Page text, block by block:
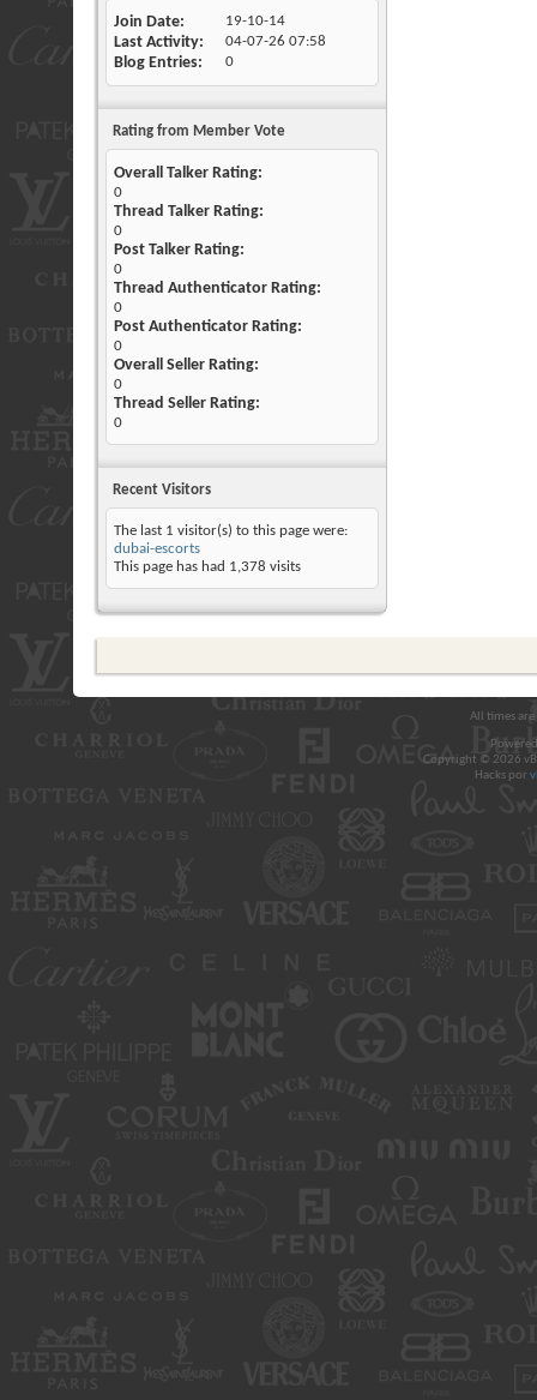
Join Date 19-10-14
Last Activity 04-07-26 07:58
Blog Entries 0
Rating from Member Vote
Overall Talker Rating:
0
Thread Talker Rating:
0
Post Talker Rating:
0
Thread Authenticator Rating:
0
Post Authenticator Rating:
0
Overall Seller Rating:
0
Thread Seller Rating:
0
Recent Visitors
The last 1 visitor(s) to this page were:
dubai-escorts
This page has had 1,378 visits
All times
Copyright © 2026
Hacks por